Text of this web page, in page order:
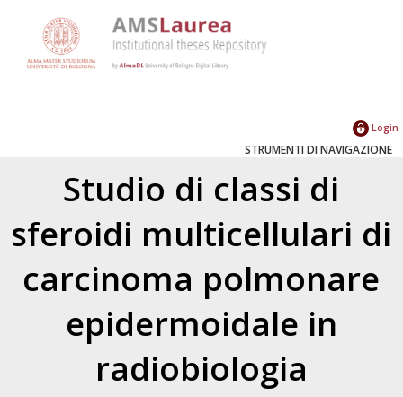
Login
STRUMENTI DI NAVIGAZIONE
Studio di classi di
sferoidi multicellulari di
carcinoma polmonare
epidermoidale in
radiobiologia